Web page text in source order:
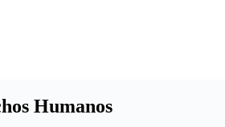
Humanos